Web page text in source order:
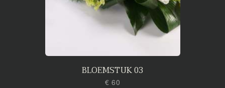
BLOEMSTUK 03
€ 60